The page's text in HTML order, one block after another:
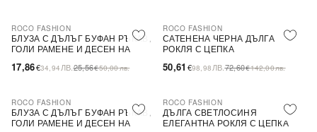
-30%
ROCO FASHION
БЛУЗА С ДЪЛЪГ БУФАН РЪКАВ,
ГОЛИ РАМЕНЕ И ДЕСЕН НА
17,86€34,94 ЛВ.25,56€50,00лв.
-30%
ROCO FASHION
САТЕНЕНА ЧЕРНА ДЪЛГА
РОКЛЯ С ЦЕПКА
50,61 €98,98 ЛВ.72,60€142,00лв.
-30%
ROCO FASHION
БЛУЗА С ДЪЛЪГ БУФАН РЪКАВ,
ГОЛИ РАМЕНЕ И ДЕСЕН НА
ROCO FASHION
ДЪЛГА СВЕТЛОСИНЯ
ЕЛЕГАНТНА РОКЛЯ С ЦЕПКА